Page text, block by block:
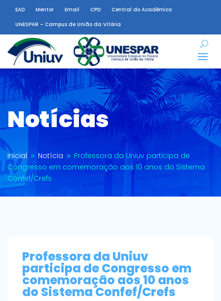
EAD Mentor Email CPD
Central do Acadêmico
UNESPAR – Campus de União da Vitória
Notícias
Inicial 9 Notícia 9 Professora da Uniuv participa de
Congresso em comemoração aos 10 anos do Sistema
Confef/Crefs
Professora da Uniuv
participa de Congresso em
comemoração aos 10 anos
do Sistema Confef/Crefs